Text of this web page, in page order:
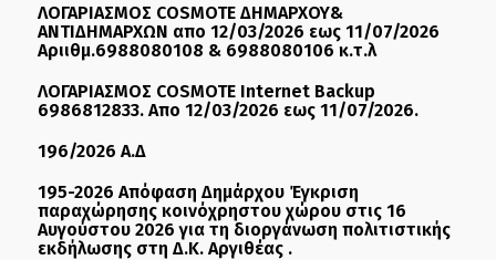
ΛΟΓΑΡΙΑΣΜΟΣ COSMOTE ΔΗΜΑΡΧΟΥ&
ΑΝΤΙΔΗΜΑΡΧΩΝ απο 12/03/2026 εως 11/07/2026
Αριιθμ.6988080108 & 6988080106 κ.τ.λ
ΛΟΓΑΡΙΑΣΜΟΣ COSMOTE Internet Backup
6986812833. Απο 12/03/2026 εως 11/07/2026.
196/2026 Α.Δ
195-2026 Απόφαση Δημάρχου Έγκριση
παραχώρησης κοινόχρηστου χώρου στις 16
Αυγούστου 2026 για τη διοργάνωση πολιτιστικής
εκδήλωσης στη Δ.Κ. Αργιθέας .